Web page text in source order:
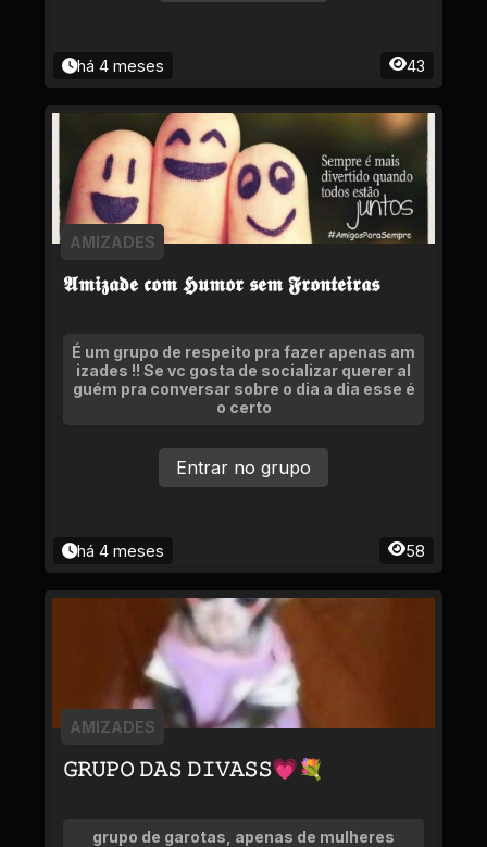
há 4 meses 43
𝕬𝖒𝖎𝖟𝖆𝖉𝖊 𝖈𝖔𝖒 𝕳𝖚𝖒𝖔𝖗 𝖘𝖊𝖒 𝕱𝖗𝖔𝖓𝖙𝖊𝖎𝖗𝖆𝖘
AMIZADES
É um grupo de respeito pra fazer apenas am
izades !! Se vc gosta de socializar querer al
guém pra conversar sobre o dia a dia esse é
o certo
há 4 meses 58
Entrar no grupo
𝙶𝚁𝚄𝙿𝙾 𝙳𝙰𝚂 𝙳𝙸𝚅𝙰𝚂𝚂💗💐
AMIZADES
grupo de garotas, apenas de mulheres